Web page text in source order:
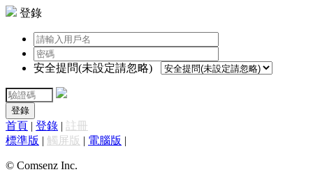
登錄
安全提問(未設定請忽略)
登錄
首頁 | 登錄 | 註冊
標準版 | 觸屏版 | 電腦版 |
© Comsenz Inc.